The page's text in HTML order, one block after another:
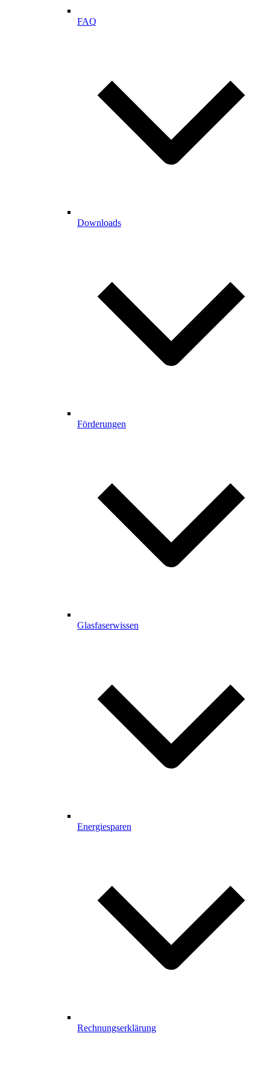
FAQ
Downloads
Förderungen
Glasfaserwissen
Energiesparen
Rechnungserklärung